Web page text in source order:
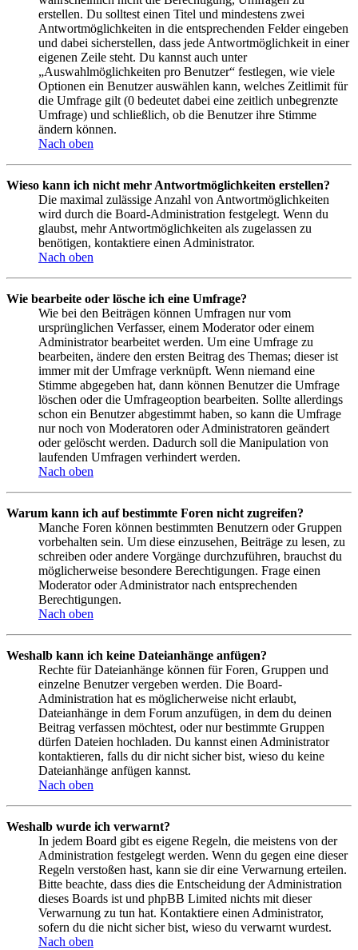
erstellen. Du solltest einen Titel und mindestens zwei
Antwortmöglichkeiten in die entsprechenden Felder eingeben
und dabei sicherstellen, dass jede Antwortmöglichkeit in einer
eigenen Zeile steht. Du kannst auch unter
„Auswahlmöglichkeiten pro Benutzer“ festlegen, wie viele
Optionen ein Benutzer auswählen kann, welches Zeitlimit für
die Umfrage gilt (0 bedeutet dabei eine zeitlich unbegrenzte
Umfrage) und schließlich, ob die Benutzer ihre Stimme
ändern können.
Nach oben
Wieso kann ich nicht mehr Antwortmöglichkeiten erstellen?
Die maximal zulässige Anzahl von Antwortmöglichkeiten
wird durch die Board-Administration festgelegt. Wenn du
glaubst, mehr Antwortmöglichkeiten als zugelassen zu
benötigen, kontaktiere einen Administrator.
Nach oben
Wie bearbeite oder lösche ich eine Umfrage?
Wie bei den Beiträgen können Umfragen nur vom
ursprünglichen Verfasser, einem Moderator oder einem
Administrator bearbeitet werden. Um eine Umfrage zu
bearbeiten, ändere den ersten Beitrag des Themas; dieser ist
immer mit der Umfrage verknüpft. Wenn niemand eine
Stimme abgegeben hat, dann können Benutzer die Umfrage
löschen oder die Umfrageoption bearbeiten. Sollte allerdings
schon ein Benutzer abgestimmt haben, so kann die Umfrage
nur noch von Moderatoren oder Administratoren geändert
oder gelöscht werden. Dadurch soll die Manipulation von
laufenden Umfragen verhindert werden.
Nach oben
Warum kann ich auf bestimmte Foren nicht zugreifen?
Manche Foren können bestimmten Benutzern oder Gruppen
vorbehalten sein. Um diese einzusehen, Beiträge zu lesen, zu
schreiben oder andere Vorgänge durchzuführen, brauchst du
möglicherweise besondere Berechtigungen. Frage einen
Moderator oder Administrator nach entsprechenden
Berechtigungen.
Nach oben
Weshalb kann ich keine Dateianhänge anfügen?
Rechte für Dateianhänge können für Foren, Gruppen und
einzelne Benutzer vergeben werden. Die Board-
Administration hat es möglicherweise nicht erlaubt,
Dateianhänge in dem Forum anzufügen, in dem du deinen
Beitrag verfassen möchtest, oder nur bestimmte Gruppen
dürfen Dateien hochladen. Du kannst einen Administrator
kontaktieren, falls du dir nicht sicher bist, wieso du keine
Dateianhänge anfügen kannst.
Nach oben
Weshalb wurde ich verwarnt?
In jedem Board gibt es eigene Regeln, die meistens von der
Administration festgelegt werden. Wenn du gegen eine dieser
Regeln verstoßen hast, kann sie dir eine Verwarnung erteilen.
Bitte beachte, dass dies die Entscheidung der Administration
dieses Boards ist und phpBB Limited nichts mit dieser
Verwarnung zu tun hat. Kontaktiere einen Administrator,
sofern du die nicht sicher bist, wieso du verwarnt wurdest.
Nach oben